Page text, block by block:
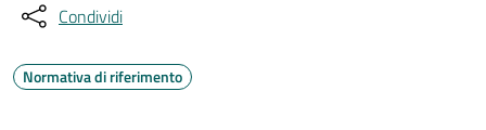
Condividi
Normativa di riferimento